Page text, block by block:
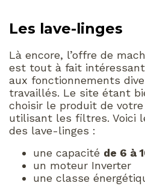
Les lave-linges
Là encore, l’offre de
est tout à fait
aux fonctionnements
travaillés. Le site étant
choisir le produit de
utilisant les filtres. Voici
des lave-linges :
une capacité de 6 à
un moteur Inverter
une classe